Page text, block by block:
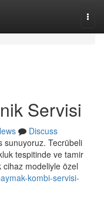
Servisi
Discuss
sunuyoruz. Tecrübeli
tespitinde ve tamir
cihaz modeliyle özel
kombi-servisi-